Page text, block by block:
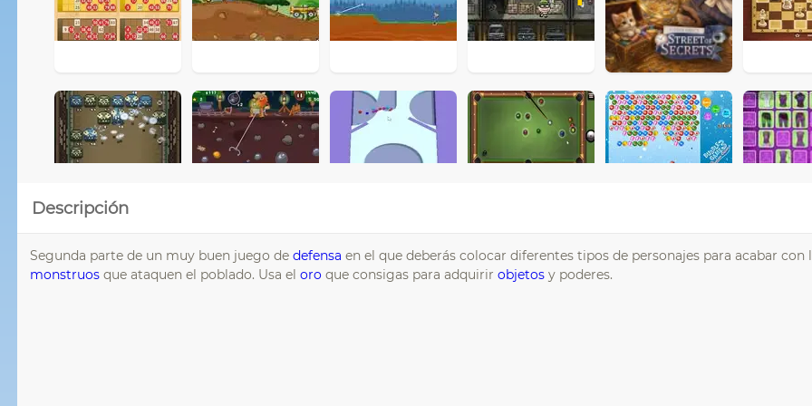
Descripción
Segunda parte de un muy buen juego de defensa en el que deberás colocar diferentes tipos de personajes para acabar con
monstruos que ataquen el poblado. Usa el oro que consigas para adquirir objetos y poderes.